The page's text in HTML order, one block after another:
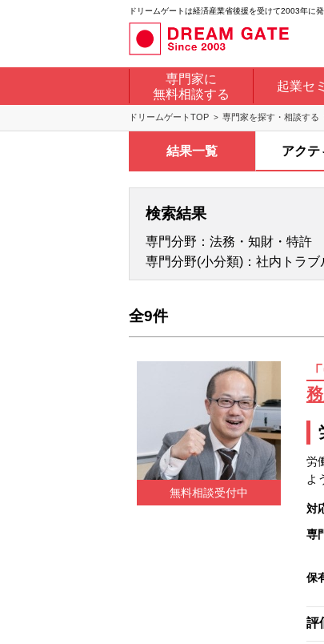
ドリームゲートは経済産業省後援を受けて2003年に
専門家に
無料相談する
起業セ
ドリームゲートTOP 専門家を探す・相談する
結果一覧 アクテ
検索結果
専門分野：法務・知財・特許
専門分野(小分類)：社内トラブ
全9件
無料相談受付中
労
よ
対
専
保
評